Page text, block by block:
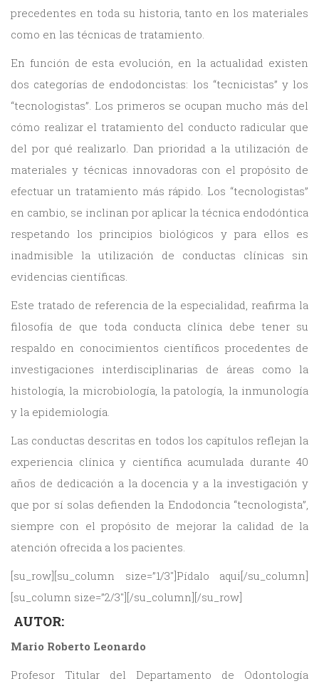
precedentes en toda su historia, tanto en los materiales
como en las técnicas de tratamiento.
En función de esta evolución, en la actualidad existen
dos categorías de endodoncistas: los “tecnicistas” y los
“tecnologistas”. Los primeros se ocupan mucho más del
cómo realizar el tratamiento del conducto radicular que
del por qué realizarlo. Dan prioridad a la utilización de
materiales y técnicas innovadoras con el propósito de
efectuar un tratamiento más rápido. Los “tecnologistas”
en cambio, se inclinan por aplicar la técnica endodóntica
respetando los principios biológicos y para ellos es
inadmisible la utilización de conductas clínicas sin
evidencias científicas.
Este tratado de referencia de la especialidad, reafirma la
filosofía de que toda conducta clínica debe tener su
respaldo en conocimientos científicos procedentes de
investigaciones interdisciplinarias de áreas como la
histología, la microbiología, la patología, la inmunología
y la epidemiología.
Las conductas descritas en todos los capítulos reflejan la
experiencia clínica y científica acumulada durante 40
años de dedicación a la docencia y a la investigación y
que por sí solas defienden la Endodoncia “tecnologista”,
siempre con el propósito de mejorar la calidad de la
atención ofrecida a los pacientes.
[su_row][su_column size=”1/3″]Pídalo aqui[/su_column]
[su_column size=”2/3″][/su_column][/su_row]
AUTOR:
Mario Roberto Leonardo
Profesor Titular del Departamento de Odontología